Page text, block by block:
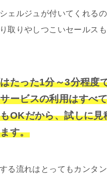
ェルジュが付いてくれる
取りやしつこいセールス
たった1分～3分程度
ービスの利用はすべ
OKだから、試しに見
す。
る流れはとってもカンタン